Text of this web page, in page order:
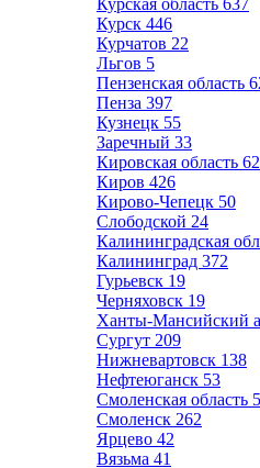
Курская область 637
Курск 446
Курчатов 22
Льгов 5
Пензенская область
Пенза 397
Кузнецк 55
Заречный 33
Кировская область
Киров 426
Кирово-Чепецк 50
Слободской 24
Калининградская
Калининград 372
Гурьевск 19
Черняховск 19
Ханты-Мансийский
Сургут 209
Нижневартовск 138
Нефтеюганск 53
Смоленская область
Смоленск 262
Ярцево 42
Вязьма 41